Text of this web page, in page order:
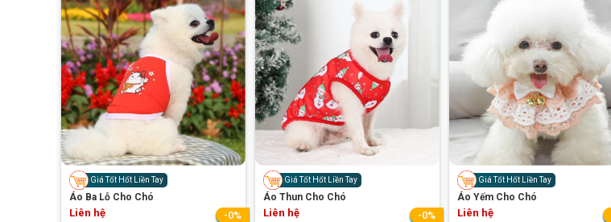
Giá Tốt Hốt Liền Tay
Áo Ba Lỗ Cho Chó
Liên hệ -0%
Giá Tốt Hốt Liền Tay
Áo Thun Cho Chó
Liên hệ -0%
Giá Tốt Hốt Liền Tay
Áo Yếm Cho Chó
Liên hệ